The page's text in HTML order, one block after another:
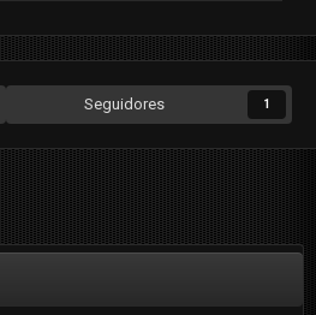
Seguidores 1